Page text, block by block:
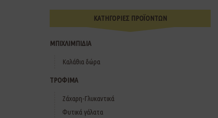
ΚΑΤΗΓΟΡΙΕΣ ΠΡΟΪΟΝΤΩΝ
ΜΠΙΧΛΙΜΠΙΔΙΑ
Καλάθια δώρα
ΤΡΟΦΙΜΑ
Ζάχαρη-Γλυκαντικά
Φυτικά γάλατα